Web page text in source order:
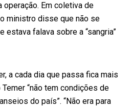
operação. Em coletiva de
ministro disse que não se
estava falava sobre a “sangria”
a cada dia que passa fica mais
“não tem condições de
do país”. “Não era para